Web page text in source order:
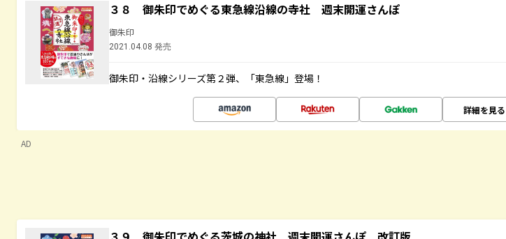
３８ 御朱印でめぐる東急線沿線の寺社 週末開運さんぽ
御朱印
2021.04.08 発売
御朱印・沿線シリーズ第２弾、「東急線」登場！
詳細を見る
AD